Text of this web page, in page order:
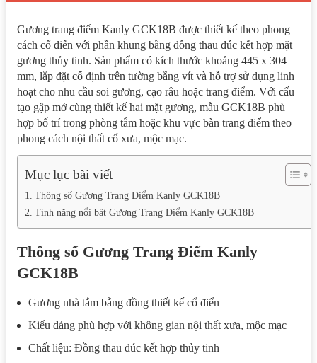
Gương trang điểm Kanly GCK18B được thiết kế theo phong
cách cổ điển với phần khung bằng đồng thau đúc kết hợp mặt
gương thủy tinh. Sản phẩm có kích thước khoảng 445 x 304
mm, lắp đặt cố định trên tường bằng vít và hỗ trợ sử dụng linh
hoạt cho nhu cầu soi gương, cạo râu hoặc trang điểm. Với cấu
tạo gập mở cùng thiết kế hai mặt gương, mẫu GCK18B phù
hợp bố trí trong phòng tắm hoặc khu vực bàn trang điểm theo
phong cách nội thất cổ xưa, mộc mạc.
Mục lục bài viết
Thông số Gương Trang Điểm Kanly GCK18B
Tính năng nổi bật Gương Trang Điểm Kanly GCK18B
Thông số Gương Trang Điểm Kanly
GCK18B
Gương nhà tắm bằng đồng thiết kế cổ điển
Kiểu dáng phù hợp với không gian nội thất xưa, mộc mạc
Chất liệu: Đồng thau đúc kết hợp thủy tinh